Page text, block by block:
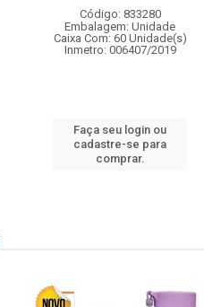
Código: 833280
Embalagem: Unidade
Caixa Com: 60 Unidade(s)
Inmetro: 006407/2019
Faça seu login ou
cadastre-se para
comprar.